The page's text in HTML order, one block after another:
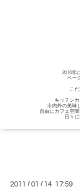
2010年
ベー
こ
キッチン
市内外の美味
自由にカフェ空
日々
2011 /01 / 14 17:59